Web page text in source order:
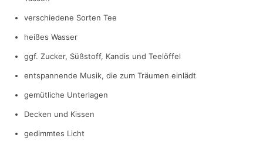
verschiedene Sorten Tee
heißes Wasser
ggf. Zucker, Süßstoff, Kandis und Teelöffel
entspannende Musik, die zum Träumen einlädt
gemütliche Unterlagen
Decken und Kissen
gedimmtes Licht